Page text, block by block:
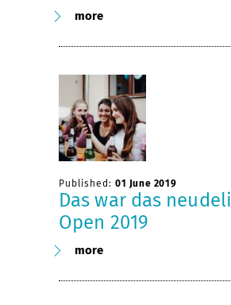
more
Published: 01 June 2019
Das war das neudeli
Open 2019
more